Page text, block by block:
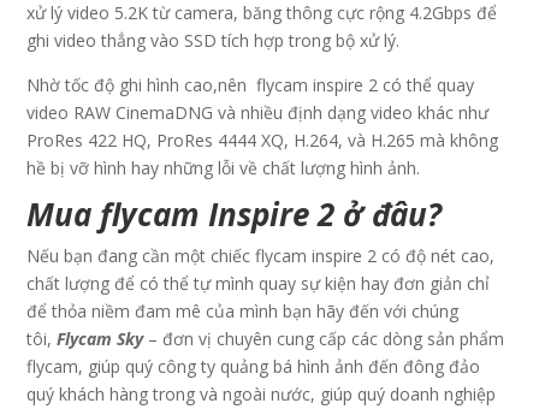
xử lý video 5.2K từ camera, băng thông cực rộng 4.2Gbps để
ghi video thẳng vào SSD tích hợp trong bộ xử lý.
Nhờ tốc độ ghi hình cao,nên flycam inspire 2 có thể quay
video RAW CinemaDNG và nhiều định dạng video khác như
ProRes 422 HQ, ProRes 4444 XQ, H.264, và H.265 mà không
hề bị vỡ hình hay những lỗi về chất lượng hình ảnh.
Mua flycam Inspire 2 ở đâu?
Nếu bạn đang cần một chiếc flycam inspire 2 có độ nét cao,
chất lượng để có thể tự mình quay sự kiện hay đơn giản chỉ
để thỏa niềm đam mê của mình bạn hãy đến với chúng
tôi,Flycam Sky – đơn vị chuyên cung cấp các dòng sản phẩm
flycam, giúp quý công ty quảng bá hình ảnh đến đông đảo
quý khách hàng trong và ngoài nước, giúp quý doanh nghiệp